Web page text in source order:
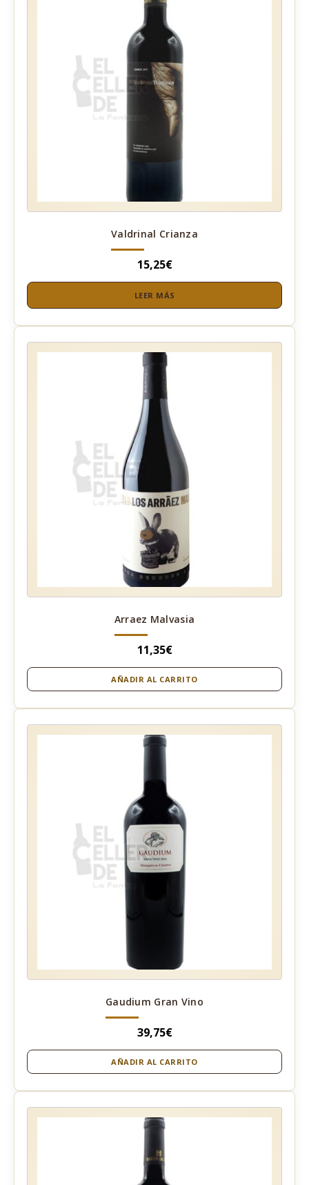
Valdrinal Crianza
15,25€
LEER MÁS
Arraez Malvasia
11,35€
AÑADIR AL CARRITO
Gaudium Gran Vino
39,75€
AÑADIR AL CARRITO